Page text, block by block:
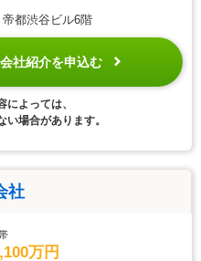
都渋谷ビル6階
社紹介を申込む
よっては、
い場合があります。
社
万円